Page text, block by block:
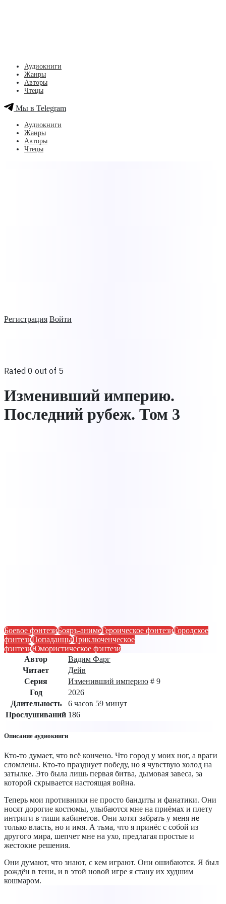
Регистрация Войти
Аудиокниги
Жанры
Авторы
Чтецы
Мы в Telegram
Аудиокниги
Жанры
Авторы
Чтецы
Rated 0 out of 5
Изменивший империю.
Последний рубеж. Том 3
Боевое фэнтезиБояръ-анимеГероическое фэнтезиГородское
фэнтезиПопаданцыПриключенческое
фэнтезиЮмористическое фэнтези
Автор
Вадим Фарг
Читает
Дейв
Серия
Изменивший империю # 9
Год
2026
Длительность
6 часов 59 минут
Прослушиваний 186
Описание аудиокниги
Кто-то думает, что всё кончено. Что город у моих ног, а враги
сломлены. Кто-то празднует победу, но я чувствую холод на
затылке. Это была лишь первая битва, дымовая завеса, за
которой скрывается настоящая война.
Теперь мои противники не просто бандиты и фанатики. Они
носят дорогие костюмы, улыбаются мне на приёмах и плету
интриги в тиши кабинетов. Они хотят забрать у меня не
только власть, но и имя. А тьма, что я принёс с собой из
другого мира, шепчет мне на ухо, предлагая простые и
жестокие решения.
Они думают, что знают, с кем играют. Они ошибаются. Я был
рождён в тени, и в этой новой игре я стану их худшим
кошмаром.